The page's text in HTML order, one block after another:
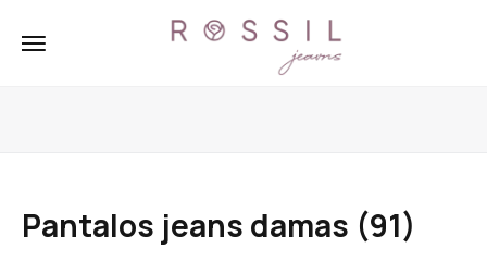
Pantalos jeans damas (91)